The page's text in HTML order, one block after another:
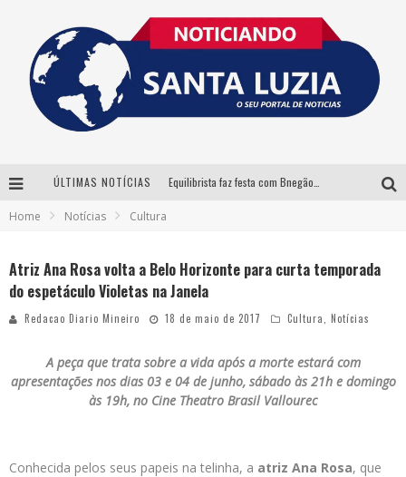
ÚLTIMAS NOTÍCIAS
Home Notícias Cultura
Atriz Ana Rosa volta a Belo Horizonte para curta temporada
do espetáculo Violetas na Janela
Redacao Diario Mineiro 18 de maio de 2017 Cultura Notícias
A peça que trata sobre a vida após a morte estará com
apresentações nos dias 03 e 04 de junho, sábado às 21h e domingo
às 19h, no Cine Theatro Brasil Vallourec
Conhecida pelos seus papeis na telinha, a atriz Ana Rosa, que